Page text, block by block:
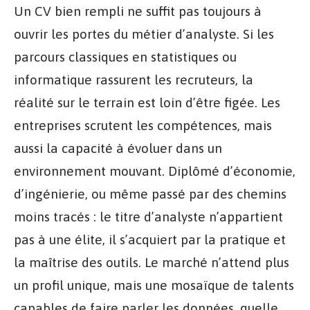
Un CV bien rempli ne suffit pas toujours à
ouvrir les portes du métier d’analyste. Si les
parcours classiques en statistiques ou
informatique rassurent les recruteurs, la
réalité sur le terrain est loin d’être figée. Les
entreprises scrutent les compétences, mais
aussi la capacité à évoluer dans un
environnement mouvant. Diplômé d’économie,
d’ingénierie, ou même passé par des chemins
moins tracés : le titre d’analyste n’appartient
pas à une élite, il s’acquiert par la pratique et
la maîtrise des outils. Le marché n’attend plus
un profil unique, mais une mosaïque de talents